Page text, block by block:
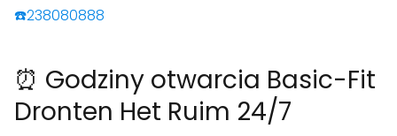
☎️238080888
⏰ Godziny otwarcia Basic-Fit
Dronten Het Ruim 24/7